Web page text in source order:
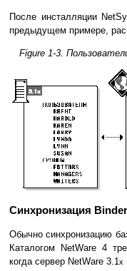
После инсталляции
предыдущем примере,
Figure 1-3.
Синхронизация
Обычно синхронизацию
Каталогом NetWare 4
когда сервер NetWare 3.1x